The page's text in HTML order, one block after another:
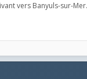
vers Banyuls-sur-